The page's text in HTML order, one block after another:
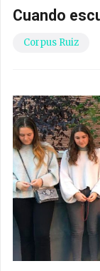
Cuando
Corpus Ruiz